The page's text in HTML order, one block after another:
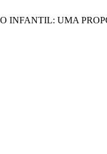
INFANTIL: UMA